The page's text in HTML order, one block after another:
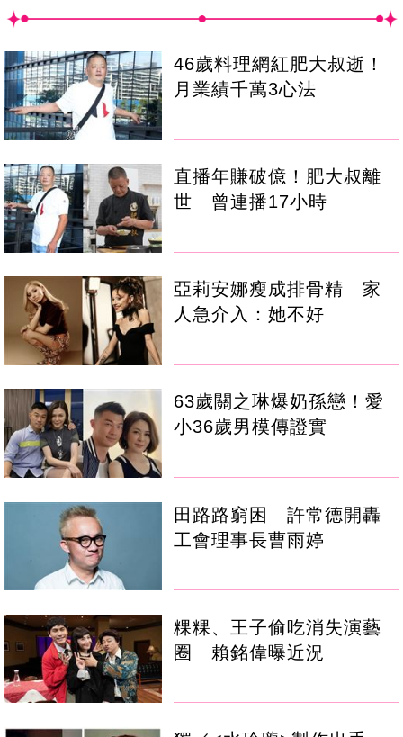
46歲料理網紅肥大叔逝！
月業績千萬3心法
直播年賺破億！肥大叔離
世 曾連播17小時
亞莉安娜瘦成排骨精 家
人急介入：她不好
63歲關之琳爆奶孫戀！愛
小36歲男模傳證實
田路路窮困 許常德開轟
工會理事長曹雨婷
粿粿、王子偷吃消失演藝
圈 賴銘偉曝近況